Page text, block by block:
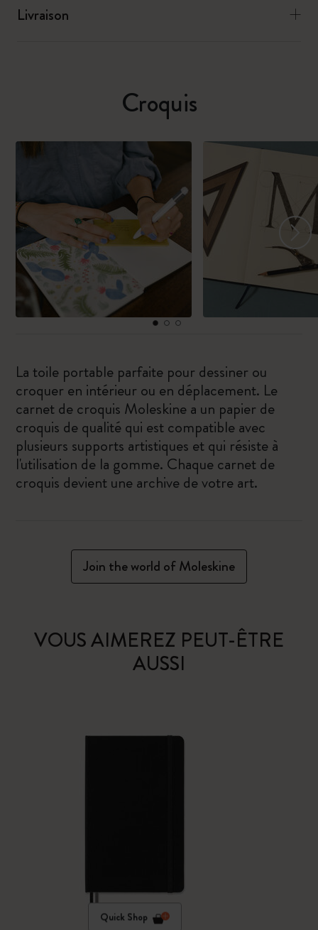
Livraison
Croquis
La toile portable parfaite pour dessiner ou
croquer en intérieur ou en déplacement. Le
carnet de croquis Moleskine a un papier de
croquis de qualité qui est compatible avec
plusieurs supports artistiques et qui résiste à
l'utilisation de la gomme. Chaque carnet de
croquis devient une archive de votre art.
Join the world of Moleskine
VOUS AIMEREZ PEUT-ÊTRE
AUSSI
Quick Shop